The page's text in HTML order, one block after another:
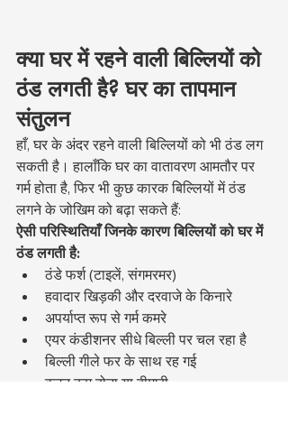
क्या घर में रहने वाली बिल्लियों को
ठंड लगती है? घर का तापमान
संतुलन
हाँ, घर के अंदर रहने वाली बिल्लियों को भी ठंड लग
सकती है। हालाँकि घर का वातावरण आमतौर पर
गर्म होता है, फिर भी कुछ कारक बिल्लियों में ठंड
लगने के जोखिम को बढ़ा सकते हैं:
ऐसी परिस्थितियाँ जिनके कारण बिल्लियों को घर में
ठंड लगती है:
ठंडे फर्श (टाइलें, संगमरमर)
हवादार खिड़की और दरवाजे के किनारे
अपर्याप्त रूप से गर्म कमरे
एयर कंडीशनर सीधे बिल्ली पर चल रहा है
बिल्ली गीले फर के साथ रह गई
वजन कम होना या बीमारी